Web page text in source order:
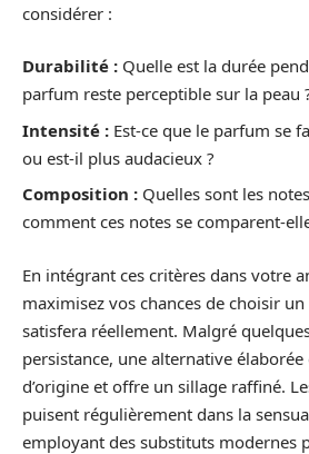
considérer :
Durabilité : Quelle est la durée
parfum reste perceptible sur la peau
Intensité : Est-ce que le parfum se
ou est-il plus audacieux ?
Composition : Quelles sont les
comment ces notes se comparent-
En intégrant ces critères dans votre
maximisez vos chances de choisir
satisfera réellement. Malgré
persistance, une alternative élaborée
d’origine et offre un sillage raffiné.
puisent régulièrement dans la
employant des substituts modernes